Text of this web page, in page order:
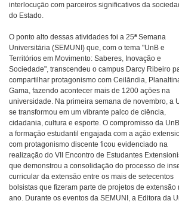
interlocução com parceiros significativos da
do Estado.
O ponto alto dessas atividades foi a 25ª Semana
Universitária (SEMUNI) que, com o tema "UnB e
Territórios em Movimento: Saberes, Inovação e
Sociedade", transcendeu o campus Darcy Ribeiro
compartilhar protagonismo com Ceilândia,
Gama, fazendo acontecer mais de 1200 ações na
universidade. Na primeira semana de novembro, a
se transformou em um vibrante palco de ciência,
cidadania, cultura e esporte. O compromisso da
a formação estudantil engajada com a ação
com protagonismo discente ficou evidenciado na
realização do VII Encontro de Estudantes
que demonstrou a consolidação do processo de
curricular da extensão entre os mais de setecentos
bolsistas que fizeram parte de projetos de extensão
ano. Durante os eventos da SEMUNI, a Editora da